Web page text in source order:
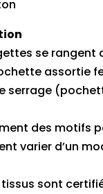
se rangent
assortie
serrage
des motifs
varier d’un
tissus sont